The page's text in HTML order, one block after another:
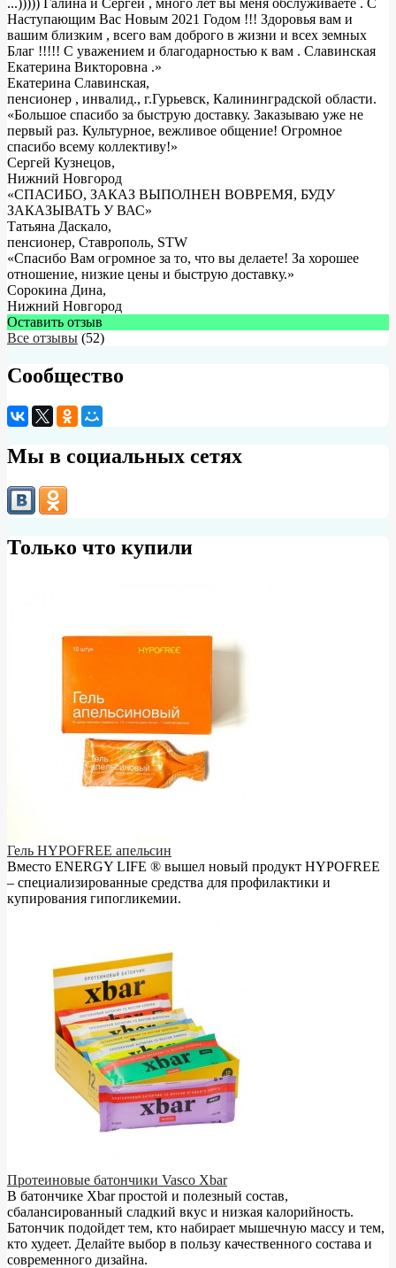
...))))) Галина и Сергей , много лет вы меня обслуживаете . С
Наступающим Вас Новым 2021 Годом !!! Здоровья вам и
вашим близким , всего вам доброго в жизни и всех земных
Благ !!!!! С уважением и благодарностью к вам . Славинская
Екатерина Викторовна .»
Екатерина Славинская,
пенсионер , инвалид., г.Гурьевск, Калининградской области.
«Большое спасибо за быструю доставку. Заказываю уже не
первый раз. Культурное, вежливое общение! Огромное
спасибо всему коллективу!»
Сергей Кузнецов,
Нижний Новгород
«СПАСИБО, ЗАКАЗ ВЫПОЛНЕН ВОВРЕМЯ, БУДУ
ЗАКАЗЫВАТЬ У ВАС»
Татьяна Даскало,
пенсионер, Ставрополь, STW
«Спасибо Вам огромное за то, что вы делаете! За хорошее
отношение, низкие цены и быструю доставку.»
Сорокина Дина,
Нижний Новгород
Оставить отзыв
Все отзывы (52)
Сообщество
Мы в социальных сетях
Только что купили
Гель HYPOFREE апельсин
Вместо ENERGY LIFE ® вышел новый продукт HYPOFREE
– cпециализированные средства для профилактики и
купирования гипогликемии.
Протеиновые батончики Vasco Xbar
В батончике Xbar простой и полезный состав,
сбалансированный сладкий вкус и низкая калорийность.
Батончик подойдет тем, кто набирает мышечную массу и тем,
кто худеет. Делайте выбор в пользу качественного состава и
современного дизайна.